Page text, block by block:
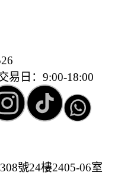
易日：9:00-18:00
號24樓2405-06室